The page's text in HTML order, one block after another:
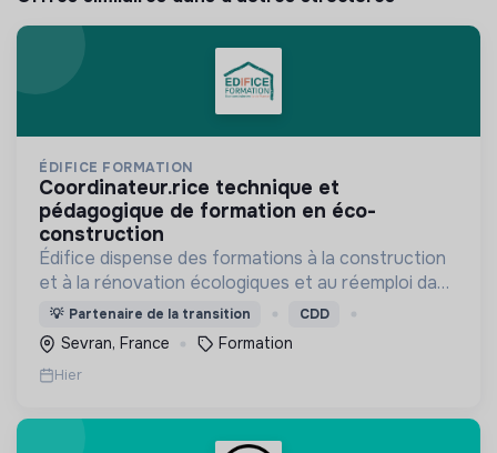
ÉDIFICE FORMATION
coordinateur.rice technique et
pédagogique de formation en éco-
construction
Édifice dispense des formations à la construction
et à la rénovation écologiques et au réemploi dans
le bâtiment. Nos formations s'adressent à des
personnes en activité et des demandeurs
d'emploi.
💡 Partenaire de la transition CDD
Sevran, France Formation
Hier